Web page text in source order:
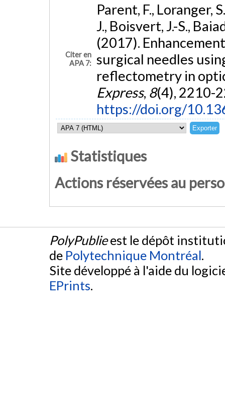
Citer en
APA 7:
Parent, F., Loranger,
J., Boisvert, J.-S.,
(2017).
surgical needles
reflectometry in
Express, 8(4), 2210-
https://doi.org/
Statistiques
Actions réservées au
PolyPublieest le dépôt
de Polytechnique Montréal.
Site développé à l'aide du
EPrints.